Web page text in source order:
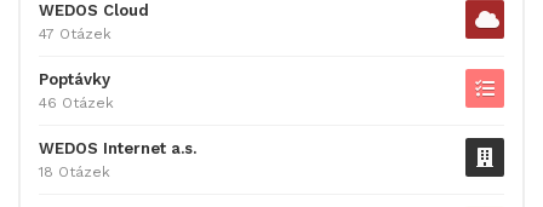
WEDOS Cloud
47 Otázek
Poptávky
46 Otázek
WEDOS Internet a.s.
18 Otázek